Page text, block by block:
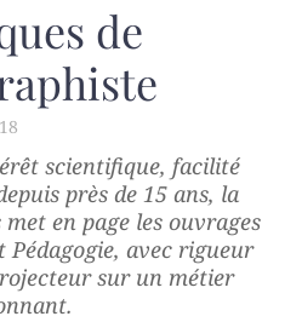
de
scientifique, facilité
près de 15 ans, la
en page les ouvrages
Pédagogie, avec rigueur
sur un métier